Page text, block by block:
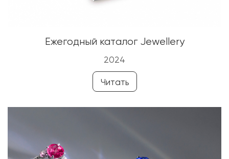
Ежегодный каталог Jewellery
2024
Читать